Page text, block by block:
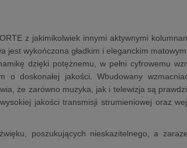
z jakimikolwiek innymi aktywnymi
wykończona gładkim i eleganckim
dzięki potężnemu, w pełni cyfrowemu
o doskonałej jakości. Wbudowany
że zarówno muzyka, jak i telewizja są
jakości transmisji strumieniowej oraz
poszukujących nieskazitelnego, a